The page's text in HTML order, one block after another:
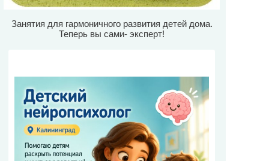
Занятия для гармоничного развития детей дома.
Теперь вы сами- эксперт!